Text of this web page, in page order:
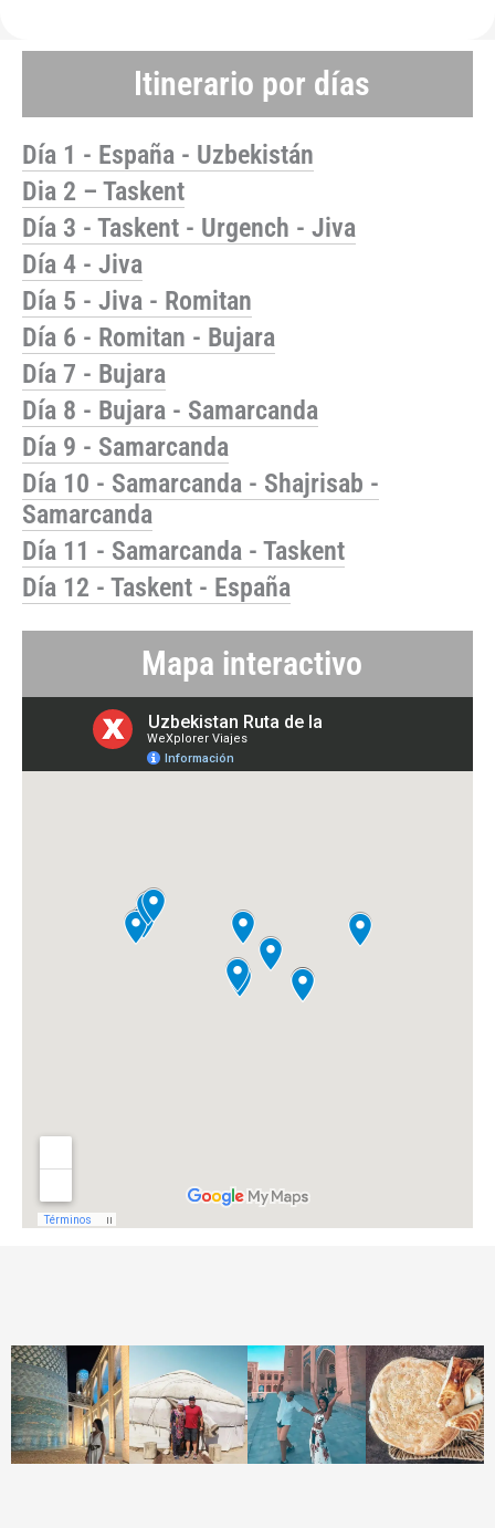
Itinerario por días
Día 1 - España - Uzbekistán
Dia 2 – Taskent
Día 3 - Taskent - Urgench - Jiva
Día 4 - Jiva
Día 5 - Jiva - Romitan
Día 6 - Romitan - Bujara
Día 7 - Bujara
Día 8 - Bujara - Samarcanda
Día 9 - Samarcanda
Día 10 - Samarcanda - Shajrisab -
Samarcanda
Día 11 - Samarcanda - Taskent
Día 12 - Taskent - España
Mapa interactivo